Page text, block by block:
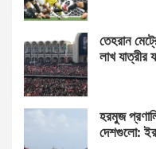
তেহরান
লাখ যাত্রীর
হরমুজ
দেশগুলো: